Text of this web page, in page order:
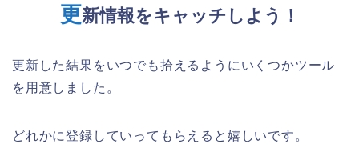
更新情報をキャッチしよう！
更新した結果をいつでも拾えるようにいくつかツール
を用意しました。
どれかに登録していってもらえると嬉しいです。